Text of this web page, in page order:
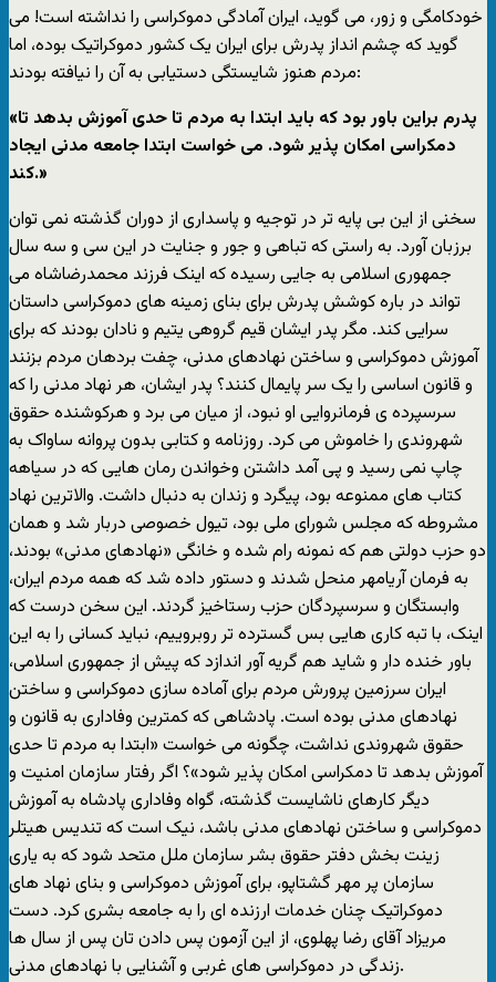
خودکامگی و زور، می گويد، ايران آمادگی دموکراسی را نداشته است! می
گويد که چشم انداز پدرش برای ايران يک کشور دموکراتيک بوده، اما
مردم هنوز شايستگی دستيابی به آن را نيافته بودند:
«پدرم براين باور بود که بايد ابتدا به مردم تا حدی آموزش بدهد تا
دمکراسی امکان پذير شود. می خواست ابتدا جامعه مدنی ايجاد
کند.»
سخنی از اين بی پايه تر در توجيه و پاسداری از دوران گذشته نمی توان
برزبان آورد. به راستی که تباهی و جور و جنايت در اين سی و سه سال
جمهوری اسلامی به جايی رسيده که اينک فرزند محمدرضاشاه می
تواند در باره کوشش پدرش برای بنای زمينه های دموکراسی داستان
سرايی کند. مگر پدر ايشان قيم گروهی يتيم و نادان بودند که برای
آموزش دموکراسی و ساختن نهادهای مدنی، چفت بردهان مردم بزنند
و قانون اساسی را يک سر پايمال کنند؟ پدر ايشان، هر نهاد مدنی را که
سرسپرده ی فرمانروايی او نبود، از ميان می برد و هرکوشنده حقوق
شهروندی را خاموش می کرد. روزنامه و کتابی بدون پروانه ساواک به
چاپ نمی رسيد و پی آمد داشتن وخواندن رمان هايی که در سياهه
کتاب های ممنوعه بود، پيگرد و زندان به دنبال داشت. والاترين نهاد
مشروطه که مجلس شورای ملی بود، تيول خصوصی دربار شد و همان
دو حزب دولتی هم که نمونه رام شده و خانگی «نهادهای مدنی» بودند،
به فرمان آريامهر منحل شدند و دستور داده شد که همه مردم ايران،
وابستگان و سرسپردگان حزب رستاخيز گردند. اين سخن درست که
اينک، با تبه کاری هايی بس گسترده تر روبروييم، نبايد کسانی را به اين
باور خنده دار و شايد هم گريه آور اندازد که پيش از جمهوری اسلامی،
ايران سرزمين پرورش مردم برای آماده سازی دموکراسی و ساختن
نهادهای مدنی بوده است. پادشاهی که کمترين وفاداری به قانون و
حقوق شهروندی نداشت، چگونه می خواست «ابتدا به مردم تا حدی
آموزش بدهد تا دمکراسی امکان پذير شود»؟ اگر رفتار سازمان امنيت و
ديگر کارهای ناشايست گذشته، گواه وفاداری پادشاه به آموزش
دموکراسی و ساختن نهادهای مدنی باشد، نيک است که تنديس هيتلر
زينت بخش دفتر حقوق بشر سازمان ملل متحد شود که به ياری
سازمان پر مهر گشتاپو، برای آموزش دموکراسی و بنای نهاد های
دموکراتيک چنان خدمات ارزنده ای را به جامعه بشری کرد. دست
مريزاد آقای رضا پهلوی، از اين آزمون پس دادن تان پس از سال ها
زندگی در دموکراسی های غربی و آشنايی با نهادهای مدنی.